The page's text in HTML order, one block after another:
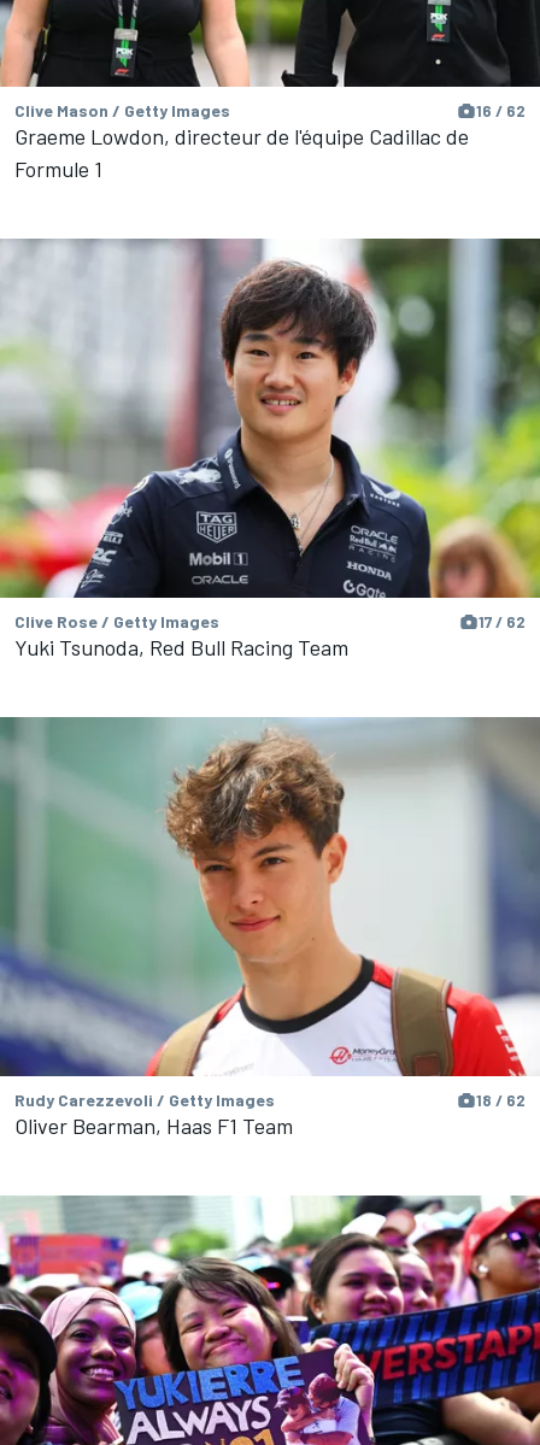
Clive Mason / Getty Images 16 / 62
Graeme Lowdon, directeur de l'équipe Cadillac de
Formule 1
Clive Rose / Getty Images 17 / 62
Yuki Tsunoda, Red Bull Racing Team
Rudy Carezzevoli / Getty Images 18 / 62
Oliver Bearman, Haas F1 Team